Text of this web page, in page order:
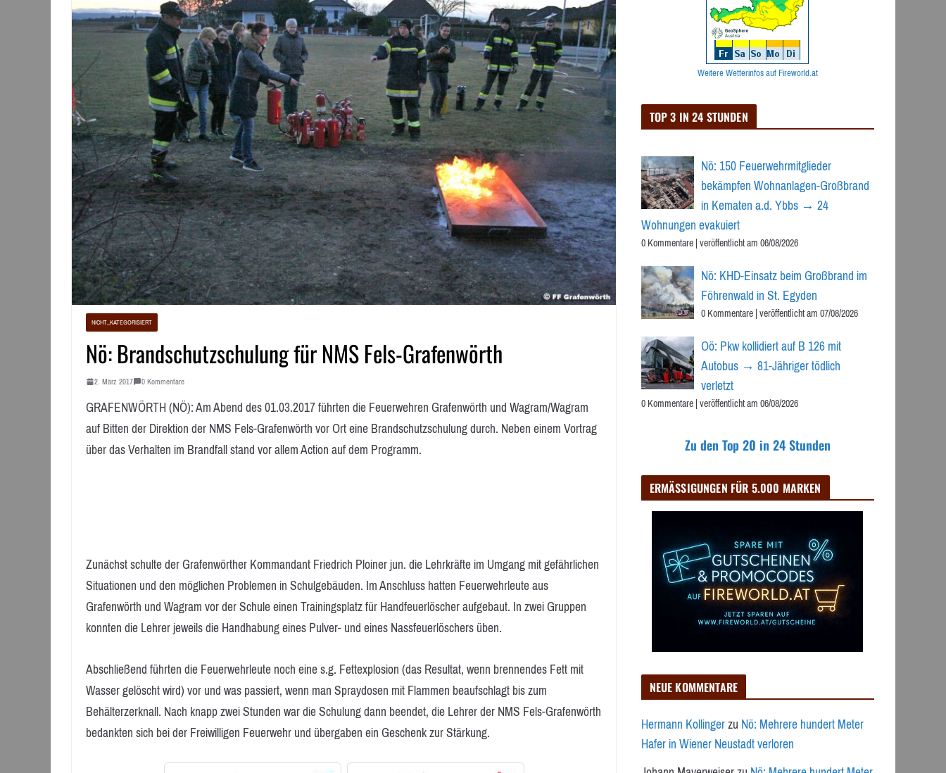
NICHT_KATEGORISIERT
Nö: Brandschutzschulung für NMS Fels-Grafenwörth
2. März 2017 0 Kommentare
GRAFENWÖRTH (NÖ): Am Abend des 01.03.2017 führten die Feuerwehren Grafenwörth und Wagram/Wagram
auf Bitten der Direktion der NMS Fels-Grafenwörth vor Ort eine Brandschutzschulung durch. Neben einem Vortrag
über das Verhalten im Brandfall stand vor allem Action auf dem Programm.
Zunächst schulte der Grafenwörther Kommandant Friedrich Ploiner jun. die Lehrkräfte im Umgang mit gefährlichen
Situationen und den möglichen Problemen in Schulgebäuden. Im Anschluss hatten Feuerwehrleute aus
Grafenwörth und Wagram vor der Schule einen Trainingsplatz für Handfeuerlöscher aufgebaut. In zwei Gruppen
konnten die Lehrer jeweils die Handhabung eines Pulver- und eines Nassfeuerlöschers üben.
Abschließend führten die Feuerwehrleute noch eine s.g. Fettexplosion (das Resultat, wenn brennendes Fett mit
Wasser gelöscht wird) vor und was passiert, wenn man Spraydosen mit Flammen beaufschlagt bis zum
Behälterzerknall. Nach knapp zwei Stunden war die Schulung dann beendet, die Lehrer der NMS Fels-Grafenwörth
bedankten sich bei der Freiwilligen Feuerwehr und übergaben ein Geschenk zur Stärkung.
Weitere Wetterinfos auf Fireworld.at
TOP 3 IN 24 STUNDEN
Nö: 150 Feuerwehrmitglieder
bekämpfen Wohnanlagen-Großbrand
in Kematen a.d. Ybbs → 24
Wohnungen evakuiert
0 Kommentare|veröffentlicht am 06/08/2026
Nö: KHD-Einsatz beim Großbrand im
Föhrenwald in St. Egyden
0 Kommentare|veröffentlicht am 07/08/2026
Oö: Pkw kollidiert auf B 126 mit
Autobus → 81-Jähriger tödlich
verletzt
0 Kommentare|veröffentlicht am 06/08/2026
Zu den Top 20 in 24 Stunden
ERMÄSSIGUNGEN FÜR 5.000 MARKEN
NEUE KOMMENTARE
Hermann KollingerzuNö: Mehrere hundert Meter
Hafer in Wiener Neustadt verloren